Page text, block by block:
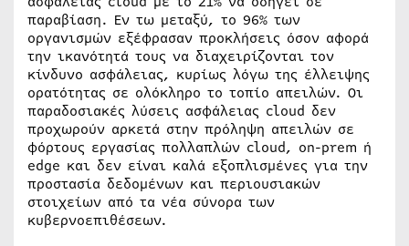
παραβίαση. Εν τω μεταξύ, το 96% των
οργανισμών εξέφρασαν προκλήσεις όσον αφορά
την ικανότητά τους να διαχειρίζονται τον
κίνδυνο ασφάλειας, κυρίως λόγω της έλλειψης
ορατότητας σε ολόκληρο το τοπίο απειλών. Οι
παραδοσιακές λύσεις ασφάλειας cloud δεν
προχωρούν αρκετά στην πρόληψη απειλών σε
φόρτους εργασίας πολλαπλών cloud, on-prem ή
edge και δεν είναι καλά εξοπλισμένες για την
προστασία δεδομένων και περιουσιακών
στοιχείων από τα νέα σύνορα των
κυβερνοεπιθέσεων.